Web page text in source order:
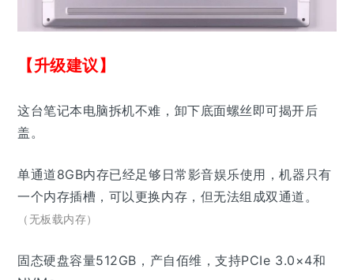
【升级建议】
这台笔记本电脑拆机不难，卸下底面螺丝即可揭开后
盖。
单通道8GB内存已经足够日常影音娱乐使用，机器只有
一个内存插槽，可以更换内存，但无法组成双通道。
（无板载内存）
固态硬盘容量512GB，产自佰维，支持PCIe 3.0×4和